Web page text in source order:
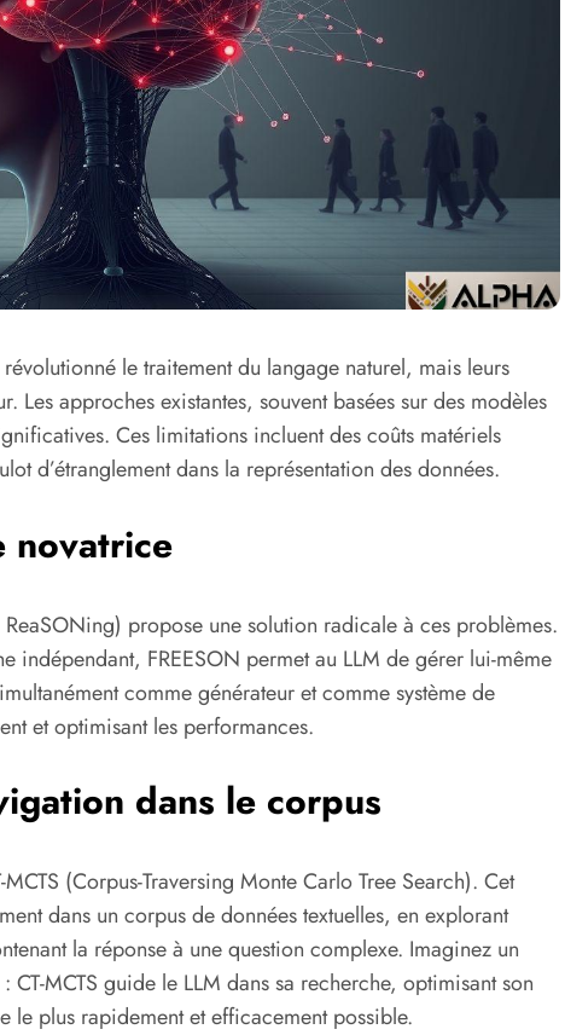
le traitement du langage naturel, mais leurs
Les approches existantes, souvent basées sur des modèles
Ces limitations incluent des coûts matériels
d’étranglement dans la représentation des données.
novatrice
ReaSONing) propose une solution radicale à ces problèmes.
indépendant, FREESON permet au LLM de gérer lui-même
comme générateur et comme système de
et optimisant les performances.
dans le corpus
(Corpus-Traversing Monte Carlo Tree Search). Cet
dans un corpus de données textuelles, en explorant
la réponse à une question complexe. Imaginez un
MCTS guide le LLM dans sa recherche, optimisant son
le plus rapidement et efficacement possible.